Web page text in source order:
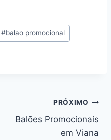
#balao promocional
PRÓXIMO
Balões Promocionais
em Viana